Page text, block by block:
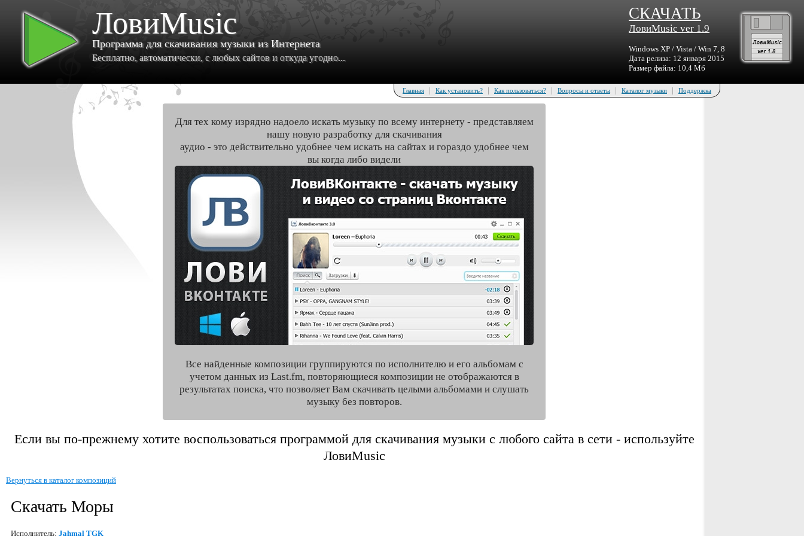
ЛовиMusic
Программа для скачивания музыки из Интернета
Бесплатно, автоматически, с любых сайтов и откуда угодно...
СКАЧАТЬ
ЛовиMusic ver 1.9
Windows XP / Vista / Win 7, 8
Дата релиза: 12 января 2015
Размер файла: 10,4 Мб
Главная | Как установить? | Как пользоваться? | Вопросы и ответы | Каталог музыки | Поддержка
Для тех кому изрядно надоело искать музыку по всему интернету - представляем
нашу новую разработку для скачивания
аудио - это действительно удобнее чем искать на сайтах и гораздо удобнее чем
вы когда либо видели
Все найденные композиции группируются по исполнителю и его альбомам с
учетом данных из Last.fm, повторяющиеся композиции не отображаются в
результатах поиска, что позволяет Вам скачивать целыми альбомами и слушать
музыку без повторов.
Если вы по-прежнему хотите воспользоваться программой для скачивания музыки с любого сайта в сети - используйте
ЛовиMusic
Вернуться в каталог композиций
Скачать Моры
Исполнитель: Jahmal TGK